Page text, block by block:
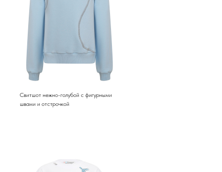
Свитшот нежно-голубой с фигурными
швами и отстрочкой